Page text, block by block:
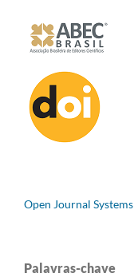
Open Journal Systems
Palavras-chave